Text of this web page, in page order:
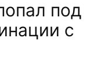
под
с